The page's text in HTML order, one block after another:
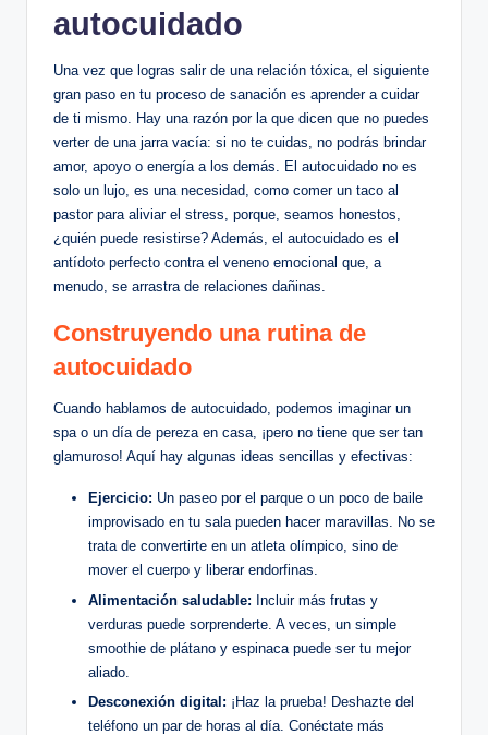
⁢autocuidado
Una vez que logras salir de una relación tóxica, el siguiente
gran paso en tu proceso de​ sanación es aprender a cuidar
de ⁤ti mismo. Hay una‌ razón por la que dicen que‍ no puedes
verter‍ de una jarra vacía: si no te cuidas,‌ no podrás brindar⁤
amor, apoyo o energía a los demás. ⁣El autocuidado no⁢ es
solo un lujo, es‍ una necesidad, como comer​ un taco al
pastor para aliviar ⁣el stress, porque,⁢ seamos honestos,
¿quién puede resistirse?‍ Además, el autocuidado es el
antídoto perfecto contra el veneno ⁢emocional que, a
⁤menudo, se arrastra ‍de relaciones dañinas.
Construyendo una rutina ‍de
autocuidado
Cuando hablamos de⁤ autocuidado, podemos imaginar ‍un
spa ⁢o‍ un día de pereza en⁢ casa, ¡pero no tiene‍ que ​ser ​tan
glamuroso!⁤ Aquí ‍hay algunas ideas⁢ sencillas y efectivas:
Ejercicio: Un paseo por el parque o ⁤un poco de​ baile
improvisado en tu sala pueden hacer maravillas. No ‌se
trata de convertirte en ‍un atleta olímpico, sino de⁣
mover el cuerpo y liberar endorfinas.
Alimentación saludable: Incluir más frutas y
verduras puede sorprenderte. A veces, un simple
smoothie de plátano y espinaca puede ser ⁣tu mejor
aliado.
Desconexión digital: ¡Haz​ la prueba!⁢ Deshazte del
‍teléfono ​un ‌par de⁣ horas al día. Conéctate más